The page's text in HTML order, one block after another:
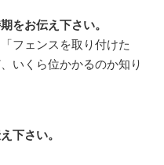
をお伝え下さい。
フェンスを取り付けた
いくら位かかるのか知り
下さい。